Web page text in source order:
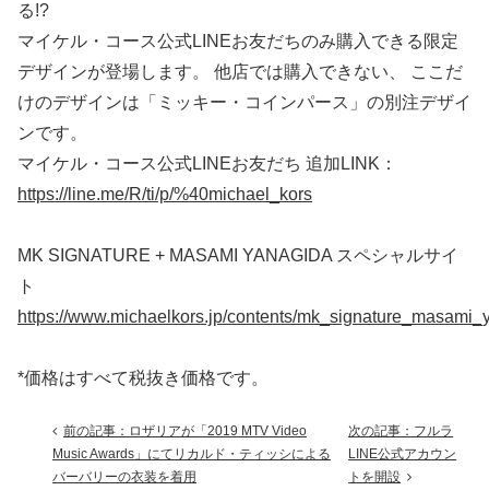
る!?
マイケル・コース公式LINEお友だちのみ購入できる限定
デザインが登場します。 他店では購入できない、 ここだ
けのデザインは「ミッキー・コインパース」の別注デザイ
ンです。
マイケル・コース公式LINEお友だち 追加LINK：
https://line.me/R/ti/p/%40michael_kors
MK SIGNATURE + MASAMI YANAGIDA スペシャルサイ
ト
https://www.michaelkors.jp/contents/
*価格はすべて税抜き価格です。
前の記事：ロザリアが「2019 MTV Video
Music Awards」にてリカルド・ティッシによる
バーバリーの衣装を着用
次の記事：フルラ
LINE公式アカウン
トを開設